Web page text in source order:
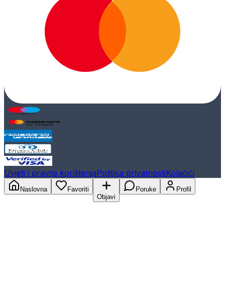
Uvjeti i pravila korištenjaPolitika privatnostiKolačići
Naslovna
Favoriti
Objavi
Poruke Profil